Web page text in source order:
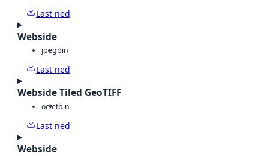
Last ned
Webside
jpegbin
Last ned
Webside Tiled GeoTIFF
octetbin
Last ned
Webside